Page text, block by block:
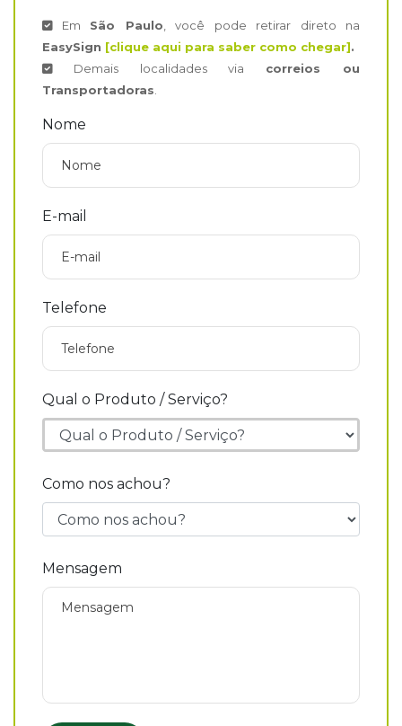
Em São Paulo , você pode retirar direto na
EasySign [clique aqui para saber como chegar].
Demais localidades via correios ou
Transportadoras
Nome
E-mail
Telefone
Qual o Produto / Serviço?
Como nos achou?
Mensagem